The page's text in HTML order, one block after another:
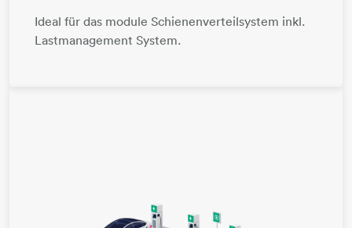
Ideal für das module Schienenverteilsystem inkl.
Lastmanagement System.